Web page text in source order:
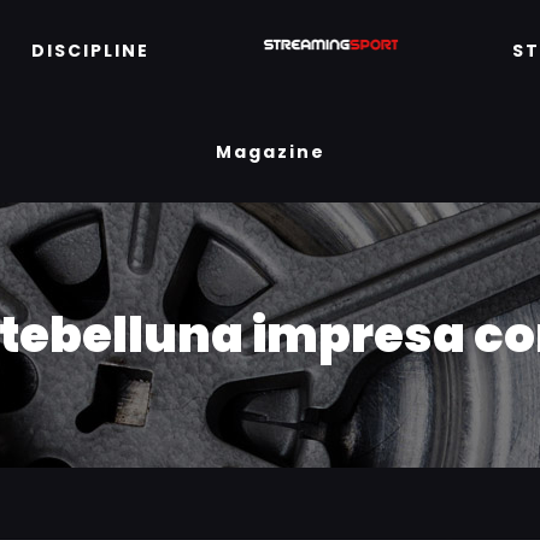
DISCIPLINE
Magazine
impresa